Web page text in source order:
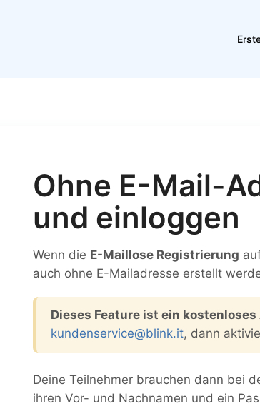
Ohne E-Mail-
und einloggen
Wenn die E-Maillose Registrierung
auch ohne E-Mailadresse erstellt
Dieses Feature ist ein kostenloses
kundenservice@blink.it, dann
Deine Teilnehmer brauchen dann bei
ihren Vor- und Nachnamen und ein